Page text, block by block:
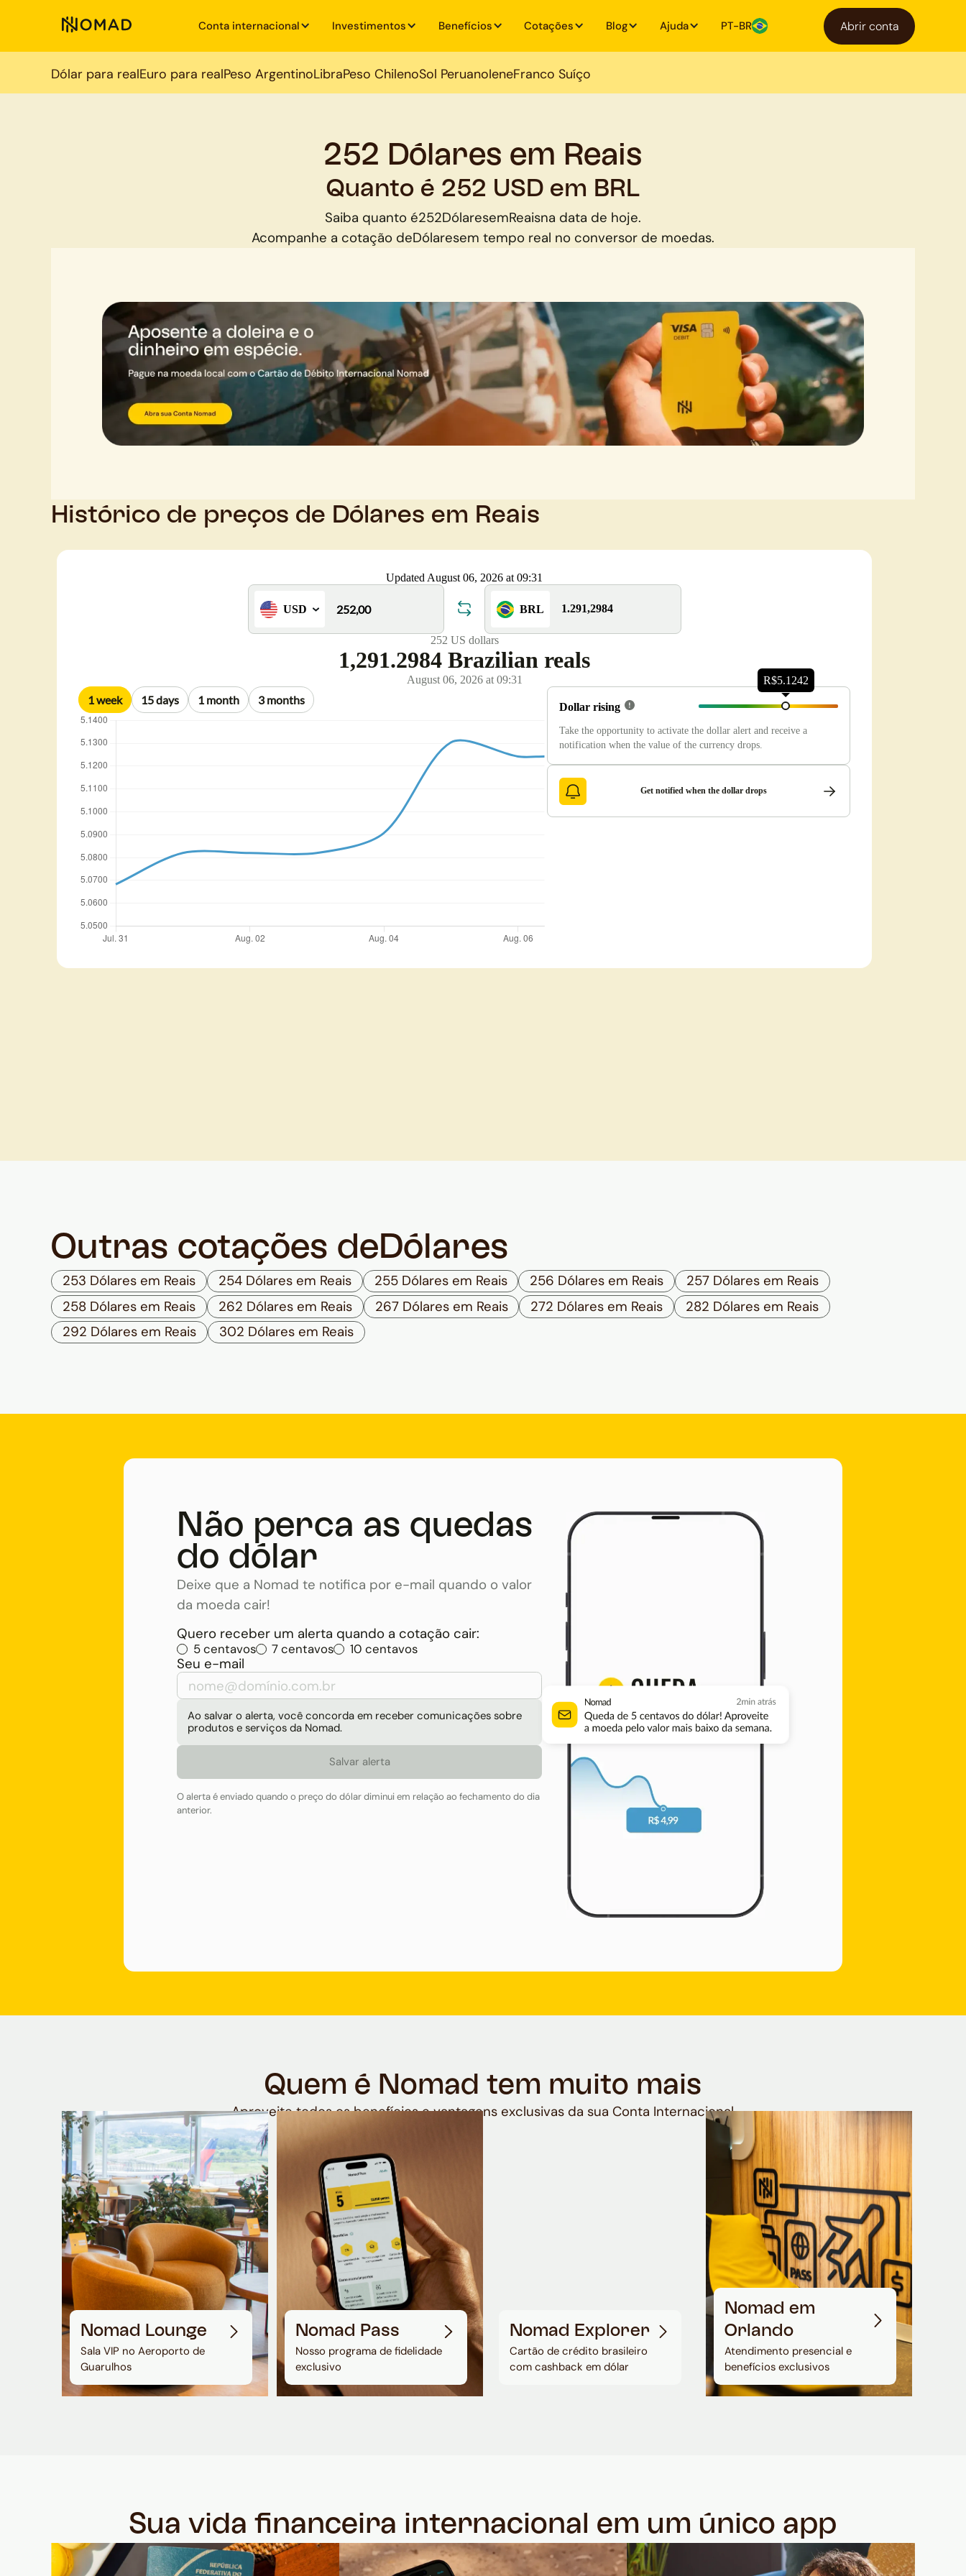
Conta internacional Investimentos Benefícios Cotações Blog Ajuda PT-BR Abrir conta
Dólar para realEuro para realPeso ArgentinoLibraPeso ChilenoSol PeruanoIeneFranco Suíço
252 Dólares em Reais
Quanto é 252 USD em BRL
Saiba quanto é252DólaresemReaisna data de hoje.
Acompanhe a cotação deDólaresem tempo real no conversor de moedas.
Histórico de preços de Dólares em Reais
Outras cotações de Dólares
253 Dólares em Reais 254 Dólares em Reais 255 Dólares em Reais 256 Dólares em Reais
257 Dólares em Reais
258 Dólares em Reais
262 Dólares em Reais 267 Dólares em Reais 272 Dólares em Reais
282 Dólares em Reais
292 Dólares em Reais
302 Dólares em Reais
Não perca as quedas
do dólar
Deixe que a Nomad te notifica por e-mail quando o valor
da moeda cair!
Quero receber um alerta quando a cotação cair:
5 centavos 7 centavos 10 centavos
Seu e-mail
Ao salvar o alerta, você concorda em receber comunicações sobre
produtos e serviços da Nomad.
O alerta é enviado quando o preço do dólar diminui em relação ao fechamento do dia
anterior.
Quem é Nomad tem muito mais
Aproveite todos os benefícios e vantagens exclusivas da sua Conta Internacional
Nomad Lounge
Sala VIP no Aeroporto de
Guarulhos
Nomad Pass
Nosso programa de fidelidade
exclusivo
Nomad Explorer
Cartão de crédito brasileiro
com cashback em dólar
Nomad em
Orlando
Atendimento presencial e
benefícios exclusivos
Sua vida financeira internacional em um único app